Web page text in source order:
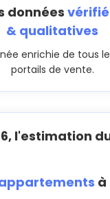
données
& qualitatives
enrichie de tous
portails de vente.
l'estimation
à